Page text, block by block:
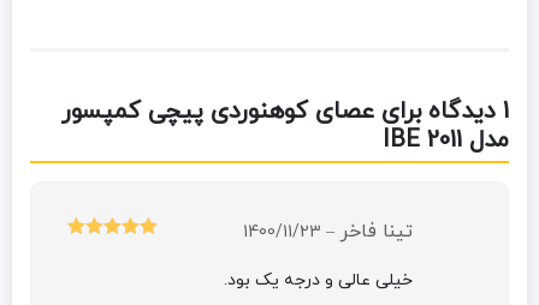
1 دیدگاه برای
عصای کوهنوردی پیچی کمپسور
مدل IBE 2011
تینا فاخر –
1400/11/23
خیلی عالی و درجه یک بود.